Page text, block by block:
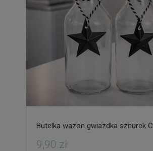
Butelka wazon gwiazdka sznurek C
9,90 zł